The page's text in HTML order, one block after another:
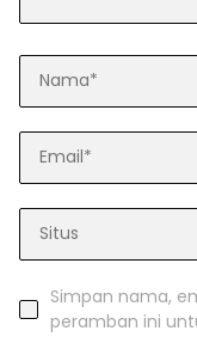
Simpan nama,
peramban ini